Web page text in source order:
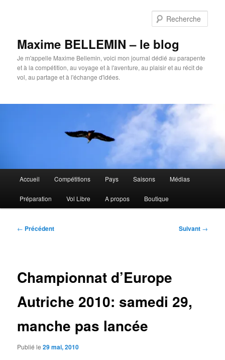
Maxime BELLEMIN – le blog
Je m'appelle Maxime Bellemin, voici mon journal dédié au parapente
et à la compétition, au voyage et à l'aventure, au plaisir et au récit de
vol, au partage et à l'échange d'idées.
principal
Accueil Compétitions Pays Saisons Médias
Préparation Vol Libre A propos Boutique
Navigation
← Précédent Suivant →
Championnat d’Europe
Autriche 2010: samedi 29,
manche pas lancée
Publié le29 mai, 2010